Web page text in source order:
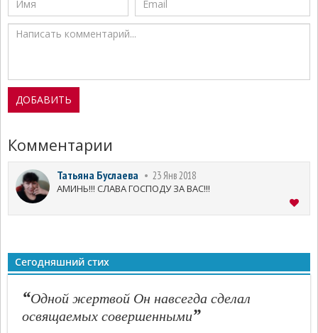
Комментарии
Татьяна Буслаева 23 Янв 2018
АМИНЬ!!! СЛАВА ГОСПОДУ ЗА ВАС!!!
Сегодняшний стих
“Одной жертвой Он навсегда сделал
освящаемых совершенными”